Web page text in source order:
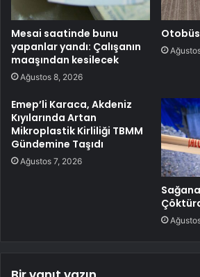
Mesai saatinde bunu
yapanlar yandı: Çalışanın
maaşından kesilecek
Ağustos 8, 2026
Emep’li Karaca, Akdeniz
Kıyılarında Artan
Mikroplastik Kirliliği TBMM
Gündemine Taşıdı
Ağustos 7, 2026